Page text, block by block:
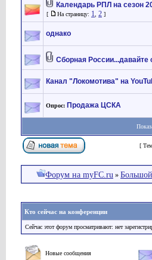
Календарь РПЛ на сезон
[ На страницу: 1 2 ]
однако
Сборная
Канал "Локомотива" на
Опрос: Продажа ЦСКА
[
Форум на myFC.ru »
Кто сейчас на конференции
Сейчас этот форум просматривают: нет
Новые сообщения